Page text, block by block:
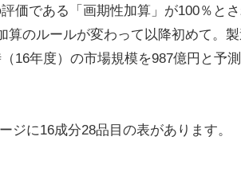
価である「画期性加算」が100％と
算のルールが変わって以降初めて。
16年度）の市場規模を987億円と予
ジに16成分28品目の表があります。